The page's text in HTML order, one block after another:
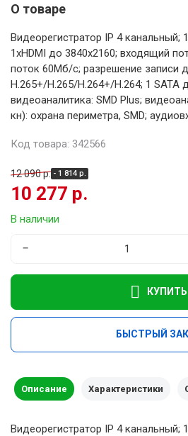
О товаре
Видеорегистратор IP 4 канальный;
1xHDMI до 3840х2160; входящий
поток 60Мб/с; разрешение записи
H.265+/H.265/H.264+/H.264; 1 SATA
видеоаналитика: SMD Plus;
кн): охрана периметра, SMD;
Код товара: 342566
12 090 р. - 1 814 р.
10 277 р.
В наличии
−
КУПИТЬ
БЫСТРЫЙ
Описание Характеристики
Видеорегистратор IP 4 канальный;